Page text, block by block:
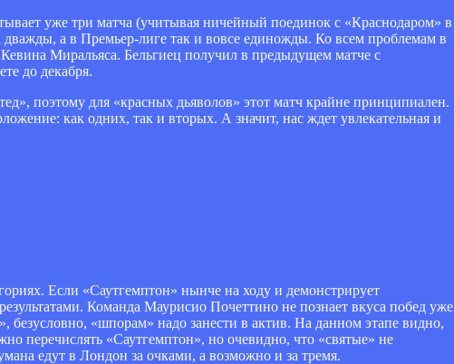
уже три матча (учитывая ничейный поединок с «Краснодаром» в
а в Премьер-лиге так и вовсе единожды. Ко всем проблемам в
Миральяса. Бельгиец получил в предыдущем матче с
до декабря.
поэтому для «красных дьяволов» этот матч крайне принципиален.
как одних, так и вторых. А значит, нас ждет увлекательная и
Если «Саутгемптон» нынче на ходу и демонстрирует
Команда Маурисио Почеттино не познает вкуса побед уже
«шпорам» надо занести в актив. На данном этапе видно,
перечислять «Саутгемптон», но очевидно, что «святые» не
едут в Лондон за очками, а возможно и за тремя.